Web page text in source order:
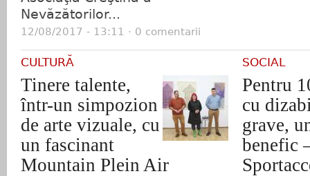
Nevăzătorilor...
12/08/2017 - 13:11 · 0 comentarii
CULTURĂ
Tinere talente,
într-un simpozion
de arte vizuale, cu
un fascinant
Mountain Plein Air
SOCIAL
Pentru
cu
grave,
benefic